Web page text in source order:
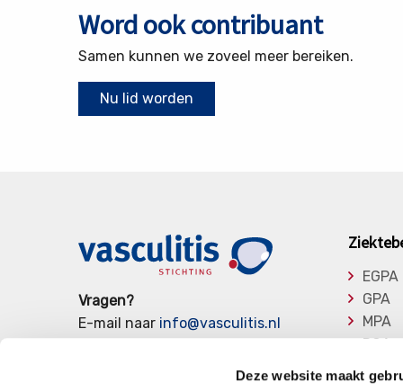
Deze website maakt
Word ook contribuant
Samen kunnen we zoveel meer bereiken.
Nu lid worden
Vragen?
E-mail naar info@vasculitis.nl
Elke werkdag van 10:00 – 17:00
EGPA
GPA
MPA
RCA